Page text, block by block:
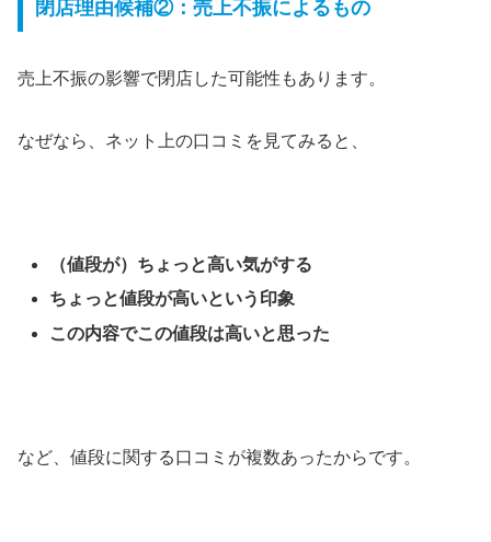
閉店理由候補②：売上不振によるもの
売上不振の影響で閉店した可能性もあります。
なぜなら、ネット上の口コミを見てみると、
（値段が）ちょっと高い気がする
ちょっと値段が高いという印象
この内容でこの値段は高いと思った
など、 値段に関する口コミが複数あったからです。